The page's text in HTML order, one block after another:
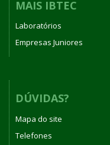
MAIS IBTEC
Laboratórios
Empresas Juniores
DÚVIDAS?
Mapa do site
Telefones